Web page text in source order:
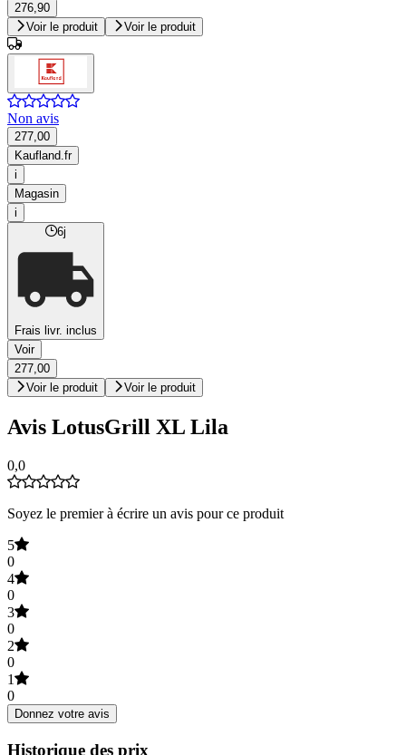
276,90
Voir le produit
Voir le produit
Non avis
277,00
Kaufland.fr
i
Magasin
i
6j
Frais livr. inclus
Voir
277,00
Voir le produit
Voir le produit
Avis LotusGrill XL Lila
0,0
Soyez le premier à écrire un avis pour ce produit
5
0
4
0
3
0
2
0
1
0
Donnez votre avis
Historique des prix